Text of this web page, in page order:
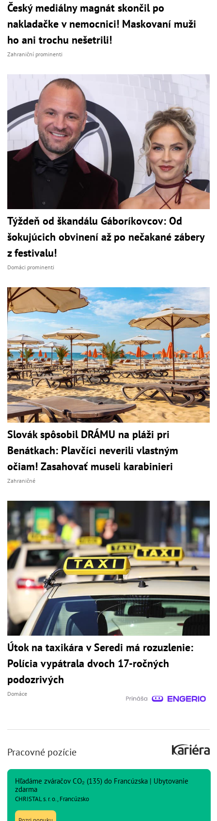
Český mediálny magnát skončil po
nakladačke v nemocnici! Maskovaní muži
ho ani trochu nešetrili!
Zahraniční prominenti
Týždeň od škandálu Gáboríkovcov: Od
šokujúcich obvinení až po nečakané zábery
z festivalu!
Domáci prominenti
Slovák spôsobil DRÁMU na pláži pri
Benátkach: Plavčíci neverili vlastným
očiam! Zasahovať museli karabinieri
Zahraničné
Útok na taxikára v Seredi má rozuzlenie:
Polícia vypátrala dvoch 17-ročných
podozrivých
Domáce
Pracovné pozície
Hľadáme zváračov CO₂ (135) do Francúzska | Ubytovanie
zdarma
CHRISTAL s. r. o., Francúzsko